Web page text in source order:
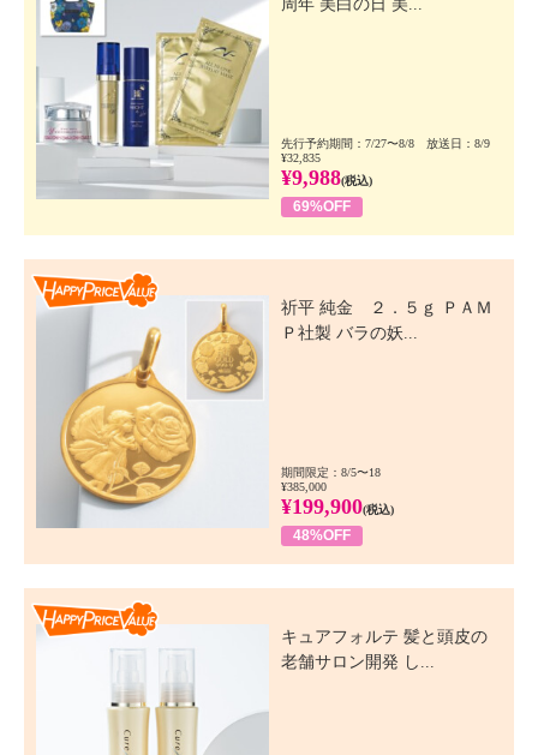
周年 美白の日 美...
先行予約期間：7/27〜8/8 放送日：8/9
¥32,835
¥9,988(税込)
69%OFF
祈平 純金 ２．５ｇ ＰＡＭ
Ｐ社製 バラの妖...
期間限定：8/5〜18
¥385,000
¥199,900(税込)
48%OFF
キュアフォルテ 髪と頭皮の
老舗サロン開発 し...